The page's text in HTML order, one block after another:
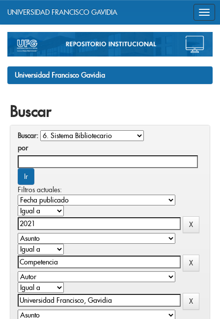
navigation
UNIVERSIDAD FRANCISCO GAVIDIA
Universidad Francisco Gavidia
Buscar
Buscar:
por
Filtros actuales: